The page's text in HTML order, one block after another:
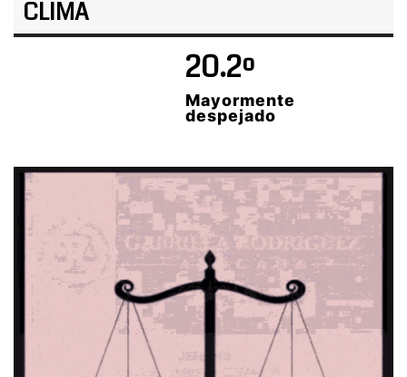
CLIMA
20.2º
Mayormente
despejado